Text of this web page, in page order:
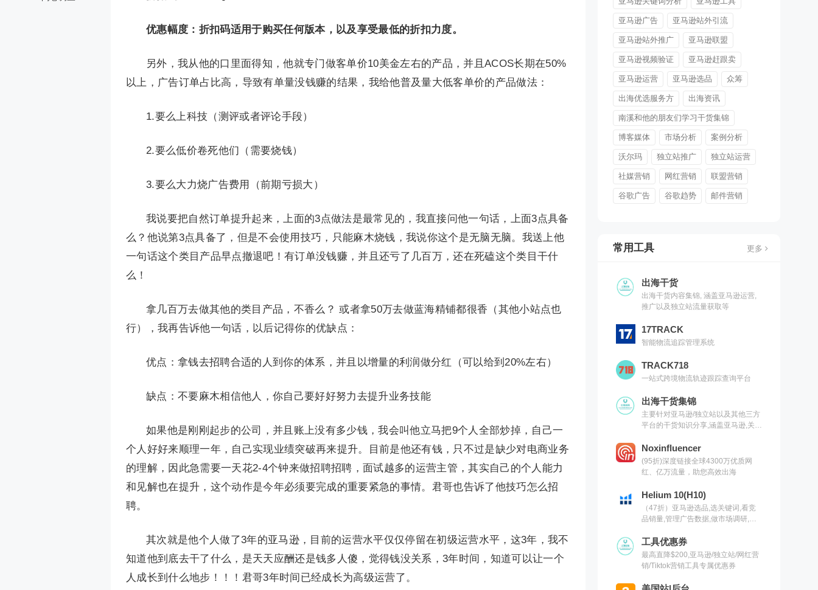
优惠幅度：折扣码适用于购买任何版本，以及享受最低的折扣力度。
另外，我从他的口里面得知，他就专门做客单价10美金左右的产品，并且ACOS长期在50%
以上，广告订单占比高，导致有单量没钱赚的结果，我给他普及量大低客单价的产品做法：
1.要么上科技（测评或者评论手段）
2.要么低价卷死他们（需要烧钱）
3.要么大力烧广告费用（前期亏损大）
我说要把自然订单提升起来，上面的3点做法是最常见的，我直接问他一句话，上面3点具备
么？他说第3点具备了，但是不会使用技巧，只能麻木烧钱，我说你这个是无脑无脑。我送上他
一句话这个类目产品早点撤退吧！有订单没钱赚，并且还亏了几百万，还在死磕这个类目干什
么！
拿几百万去做其他的类目产品，不香么？ 或者拿50万去做蓝海精铺都很香（其他小站点也
行），我再告诉他一句话，以后记得你的优缺点：
优点：拿钱去招聘合适的人到你的体系，并且以增量的利润做分红（可以给到20%左右）
缺点：不要麻木相信他人，你自己要好好努力去提升业务技能
如果他是刚刚起步的公司，并且账上没有多少钱，我会叫他立马把9个人全部炒掉，自己一
个人好好来顺理一年，自己实现业绩突破再来提升。目前是他还有钱，只不过是缺少对电商业务
的理解，因此急需要一天花2-4个钟来做招聘招聘，面试越多的运营主管，其实自己的个人能力
和见解也在提升，这个动作是今年必须要完成的重要紧急的事情。君哥也告诉了他技巧怎么招
聘。
其次就是他个人做了3年的亚马逊，目前的运营水平仅仅停留在初级运营水平，这3年，我不
知道他到底去干了什么，是天天应酬还是钱多人傻，觉得钱没关系，3年时间，知道可以让一个
人成长到什么地步！！！君哥3年时间已经成长为高级运营了。
亚马逊广告 亚马逊站外引流
亚马逊站外推广 亚马逊联盟
亚马逊视频验证 亚马逊赶跟卖
亚马逊运营 亚马逊选品 众筹
出海优选服务方 出海资讯
南溪和他的朋友们学习干货集锦
博客媒体 市场分析 案例分析
沃尔玛 独立站推广 独立站运营
社媒营销 网红营销 联盟营销
谷歌广告 谷歌趋势 邮件营销
常用工具 更多
出海干货
出海干货内容集锦, 涵盖亚马逊运营,
推广以及独立站流量获取等
17TRACK
智能物流追踪管理系统
TRACK718
一站式跨境物流轨迹跟踪查询平台
出海干货集锦
主要针对亚马逊/独立站以及其他三方
平台的干货知识分享,涵盖亚马逊,关键
具以及出海干货集锦,欢迎关注
Noxinfluencer
(95折)深度链接全球4300万优质网
红、亿万流量，助您高效出海
Helium 10(H10)
（47折）亚马逊选品,选关键词,看竞
品销量,管理广告数据,做市场调研,有
工具优惠券
最高直降$200,亚马逊/独立站/网红营
销/Tiktok营销工具专属优惠券